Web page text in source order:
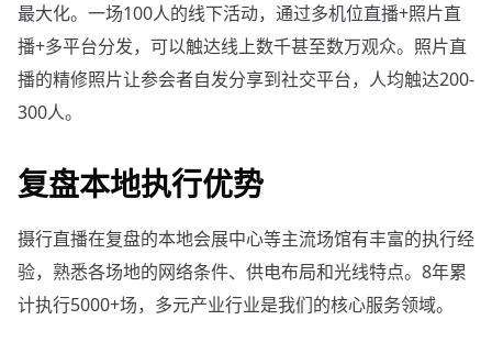
最大化。一场100人的线下活动，通过多机位直播+照片直
播+多平台分发，可以触达线上数千甚至数万观众。照片直
播的精修照片让参会者自发分享到社交平台，人均触达200-
300人。
复盘本地执行优势
摄行直播在复盘的本地会展中心等主流场馆有丰富的执行经
验，熟悉各场地的网络条件、供电布局和光线特点。8年累
计执行5000+场，多元产业行业是我们的核心服务领域。